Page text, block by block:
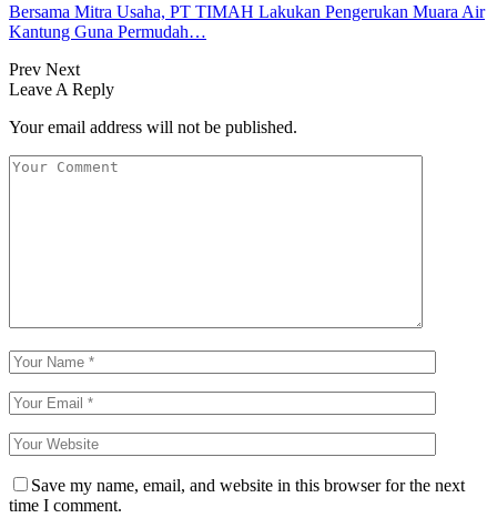
Bersama Mitra Usaha, PT TIMAH Lakukan Pengerukan Muara Air
Kantung Guna Permudah…
Prev Next
Leave A Reply
Your email address will not be published.
Save my name, email, and website in this browser for the next
time I comment.